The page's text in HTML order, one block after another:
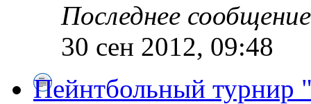
Последнее
30 сен 2012, 09:48
Пейнтбольный турнир